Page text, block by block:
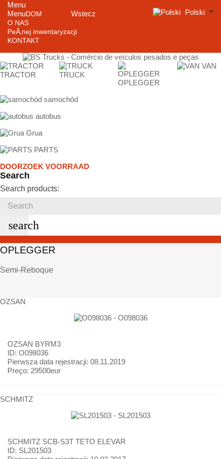
Menu
Menu
Wstecz
DOM
O NAS
PeÅ‚nej inwentaryzacji
KONTAKT
Polski
TRACTOR
TRUCK
OPLEGGER
VAN
samochód
autobus
Grua
PARTS
DOORZOEK VOORRAAD
Search
Search products:
search
OPLEGGER
Semi-Reboque
OZSAN
OZSAN BYRM3
ID: O098036
Pierwsza data rejestracji: 08.11.2019
Preço: 29500eur
SCHMITZ
SCHMITZ SCB-S3T TETO ELEVAR
ID: SL201503